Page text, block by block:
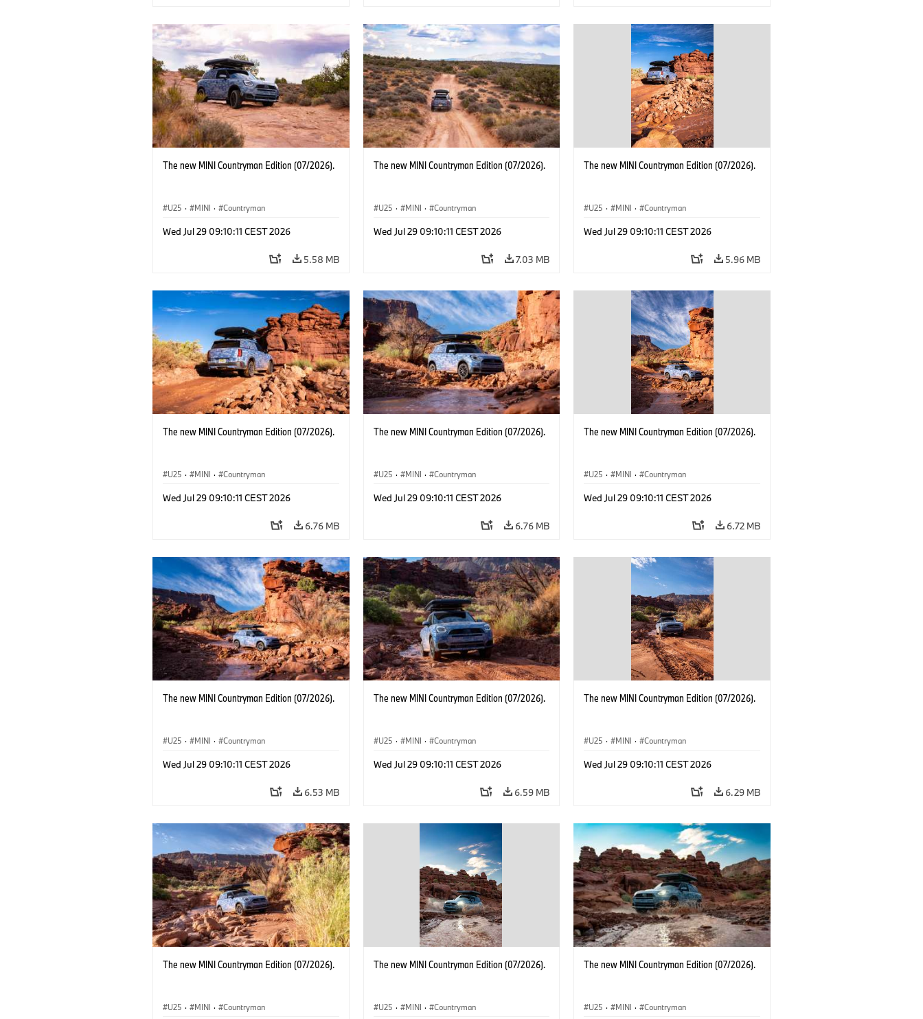
The new MINI Countryman Edition (07/2026).
U25 · MINI · Countryman
Wed Jul 29 09:10:11 CEST 2026
5.58 MB
The new MINI Countryman Edition (07/2026).
U25 · MINI · Countryman
Wed Jul 29 09:10:11 CEST 2026
7.03 MB
The new MINI Countryman Edition (07/2026).
U25 · MINI · Countryman
Wed Jul 29 09:10:11 CEST 2026
5.96 MB
The new MINI Countryman Edition (07/2026).
U25 · MINI · Countryman
Wed Jul 29 09:10:11 CEST 2026
6.76 MB
The new MINI Countryman Edition (07/2026).
U25 · MINI · Countryman
Wed Jul 29 09:10:11 CEST 2026
6.76 MB
The new MINI Countryman Edition (07/2026).
U25 · MINI · Countryman
Wed Jul 29 09:10:11 CEST 2026
6.72 MB
The new MINI Countryman Edition (07/2026).
U25 · MINI · Countryman
Wed Jul 29 09:10:11 CEST 2026
6.53 MB
The new MINI Countryman Edition (07/2026).
U25 · MINI · Countryman
Wed Jul 29 09:10:11 CEST 2026
6.59 MB
The new MINI Countryman Edition (07/2026).
U25 · MINI · Countryman
Wed Jul 29 09:10:11 CEST 2026
6.29 MB
The new MINI Countryman Edition (07/2026).
U25 · MINI · Countryman
The new MINI Countryman Edition (07/2026).
U25 · MINI · Countryman
The new MINI Countryman Edition (07/2026).
U25 · MINI · Countryman